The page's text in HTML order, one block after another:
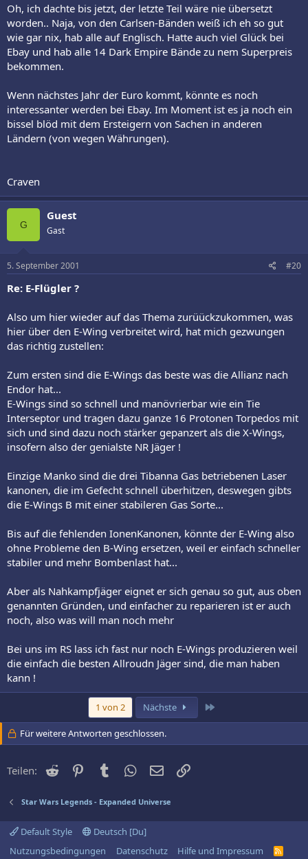
Oh, ich dachte bis jetzt, der letzte Teil wäre nie übersetzt
worden.. Naja, von den Carlsen-Bänden weiß ich eh so gut
wie gar nix, hab alle auf Englisch. Hatte auch viel Glück bei
Ebay und hab alle 14 Dark Empire Bände zu nem Superpreis
bekommen.
Wenn nächstes Jahr der Euro kommt, könnte es noch
interessanter werden bei Ebay. Im Moment ist es ja noch ein
bissel blöd mit dem Ersteigern von Sachen in anderen
Ländern (von wegen Währungen).
Craven
G
Guest
Gast
5. September 2001 #20
Re: E-Flügler ?
Also um hier wieder auf das Thema zurüückzukommen, was
hier über den E-Wing verbreitet wird, hat mich gezwungen
das richtig zustellen:
Zum ersten sind die E-Wings das beste was die Allianz nach
Endor hat...
E-Wings sind so schnell und manövrierbar wie ein Tie
Interseptor und tragen dazu ganze 16 Protonen Torpedos mit
sich und sind dazu noch stärker gepanzert als die X-Wings,
insofern also der genialste NR Jäger !
Einzige Manko sind die drei Tibanna Gas betriebenen Laser
kanonen, die im Gefecht schnell überhitzen, deswegen gibts
die E-Wings B mit einer stabileren Gas Sorte...
Bis auf die fehlenden IonenKanonen, könnte der E-Wing also
ohne Probleme den B-Wing ersetzen, weil er einfach schneller
stabiler und mehr Bombenlast hat...
Aber als Nahkampfjäger eignet er sich genau so gut, aus oben
genannten Gründen, und einfacher zu reparieren ist er auch
noch, also was will man noch mehr
Bei uns im RS lass ich fast nur noch E-Wings produzieren weil
die einfach die besten Allroudn Jäger sind, die man haben
kann !
1 von 2 Nächste
Für weitere Antworten geschlossen.
Teilen: Reddit PinterestTumblr WhatsApp
E-Mail
Star Wars Legends - Expanded Universe
Default Style
Deutsch [Du]
Nutzungsbedingungen
Datenschutz Hilfe und Impressum
R